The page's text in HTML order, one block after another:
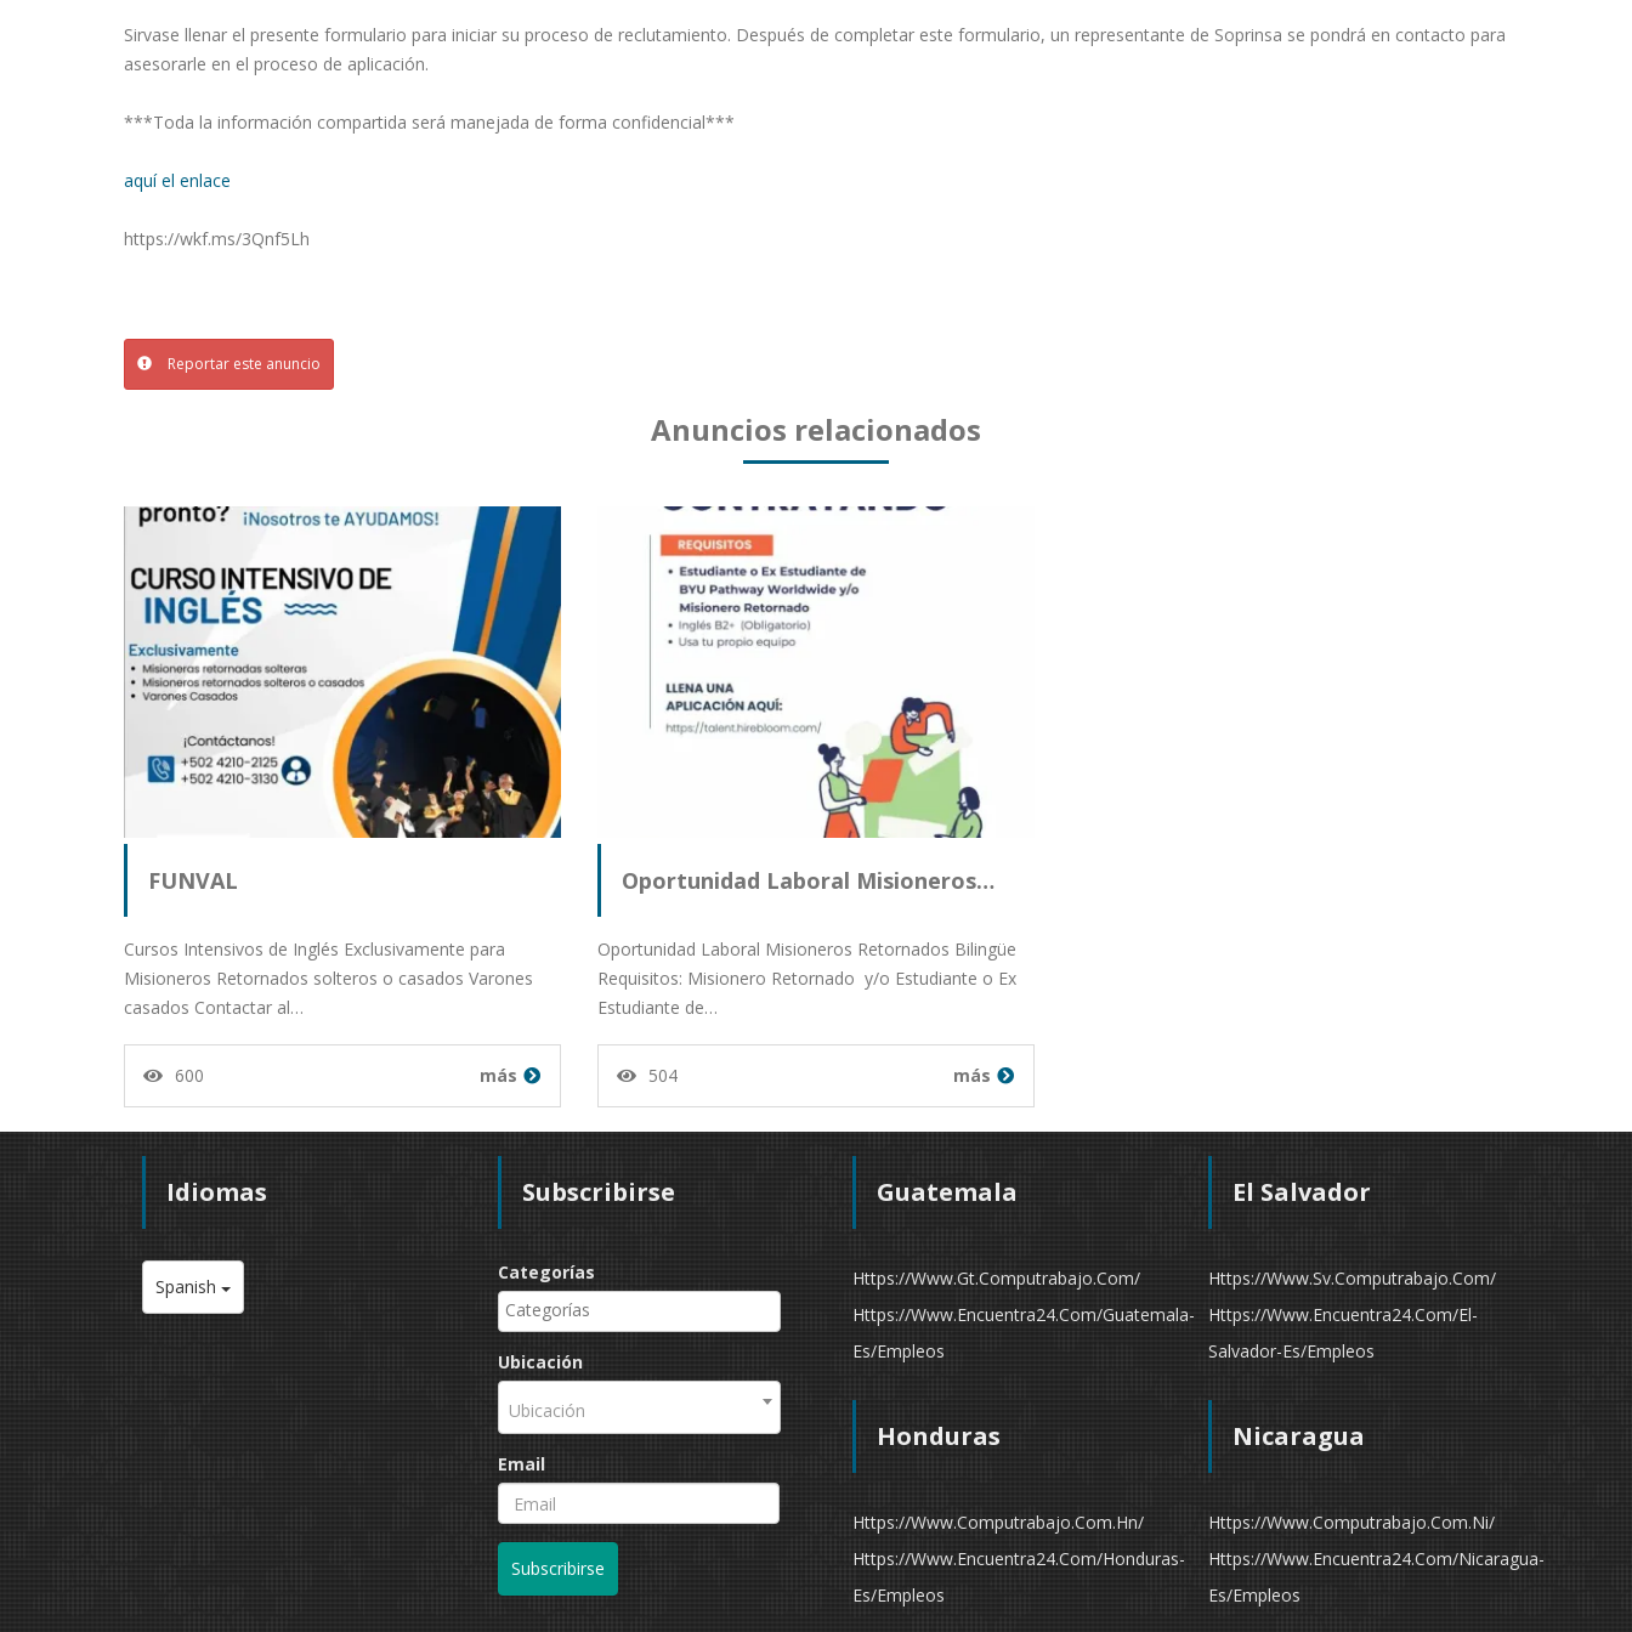
Sirvase llenar el presente formulario para iniciar su proceso de reclutamiento. Después de completar este formulario, un representante de Soprinsa se pondrá en contacto para
asesorarle en el proceso de aplicación.
***Toda la información compartida será manejada de forma confidencial***
aquí el enlace
https://wkf.ms/3Qnf5Lh
Reportar este anuncio
Anuncios relacionados
FUNVAL
Cursos Intensivos de Inglés Exclusivamente para
Misioneros Retornados solteros o casados Varones
casados Contactar al…
600 más
Oportunidad Laboral Misioneros…
Oportunidad Laboral Misioneros Retornados Bilingüe
Requisitos: Misionero Retornado y/o Estudiante o Ex
Estudiante de…
504 más
Idiomas
Spanish
Subscribirse
Categorías
Ubicación
Ubicación
Email
Subscribirse
Guatemala
Https://www.gt.computrabajo.com/
Https://www.encuentra24.com/guatemala-
Es/empleos
El Salvador
Https://www.sv.computrabajo.com/
Https://www.encuentra24.com/el-
Salvador-Es/empleos
Honduras
Https://www.computrabajo.com.hn/
Https://www.encuentra24.com/honduras-
Es/empleos
Nicaragua
Https://www.computrabajo.com.ni/
Https://www.encuentra24.com/nicaragua-
Es/empleos